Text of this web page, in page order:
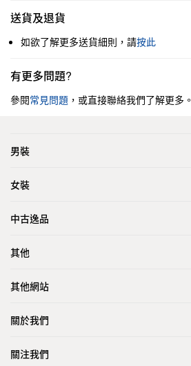
送貨及退貨
如欲了解更多送貨細則，請按此
有更多問題?
參閱常見問題 ，或直接聯絡我們了解更多。
男裝
女裝
中古逸品
其他
其他網站
關於我們
關注我們